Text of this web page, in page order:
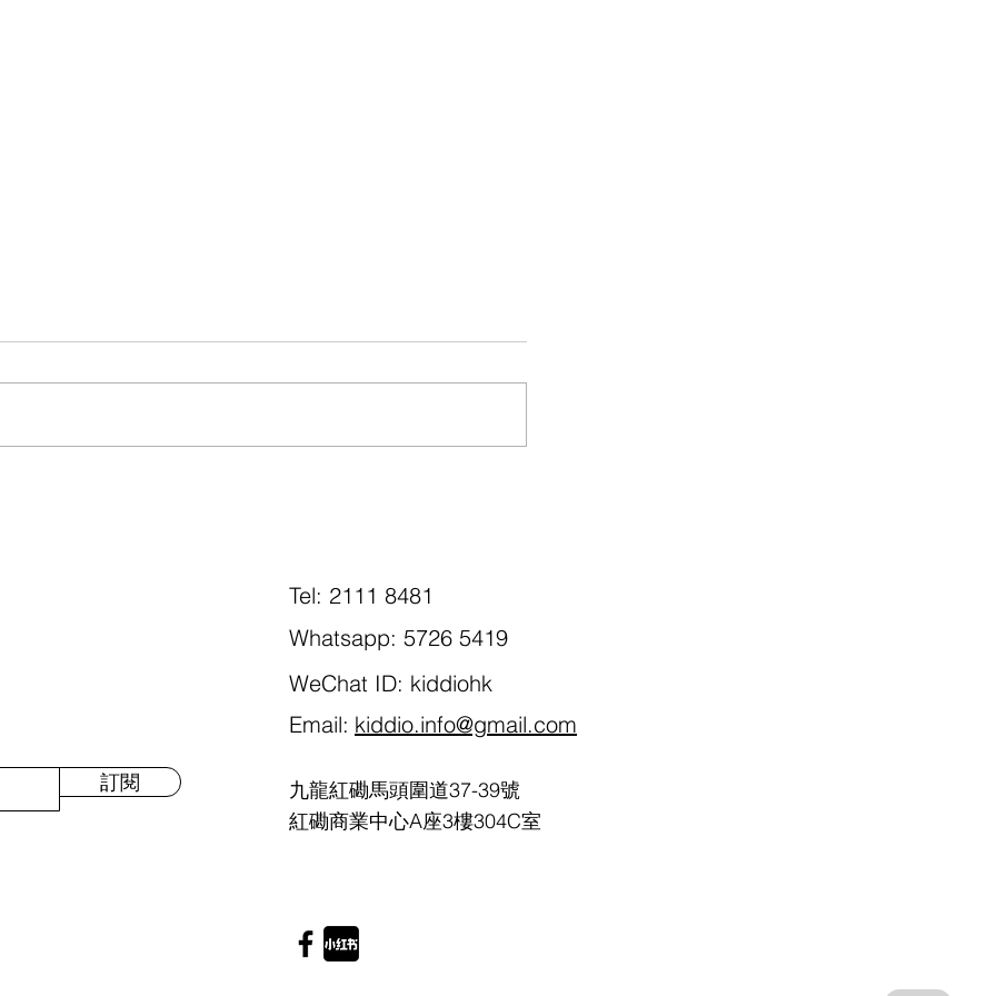
訂閱
Tel: 2111 8481
Whatsapp: 5726 5419
WeChat ID: kiddiohk
Email: kiddio.info@gmail.com
九龍紅磡馬頭圍道37-39號
紅磡商業中心A座3樓304C室